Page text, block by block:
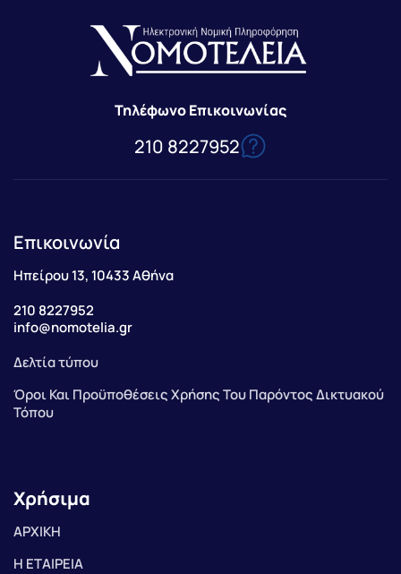
Τηλέφωνο Επικοινωνίας
210 8227952
Επικοινωνία
Ηπείρου 13, 10433 Αθήνα
210 8227952
info@nomotelia.gr
Δελτία τύπου
Όροι Και Προϋποθέσεις Χρήσης Του Παρόντος Δικτυακού
Τόπου
Χρήσιμα
ΑΡΧΙΚΗ
Η ΕΤΑΙΡΕΙΑ